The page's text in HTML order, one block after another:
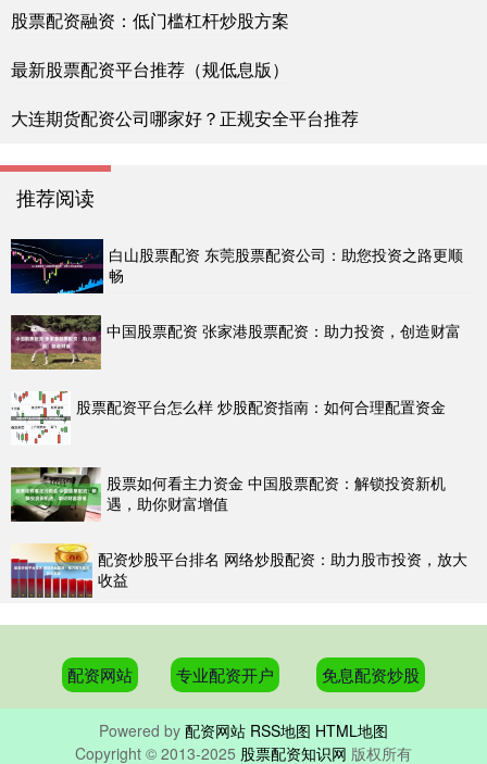
股票配资融资：低门槛杠杆炒股方案
最新股票配资平台推荐（规低息版）
大连期货配资公司哪家好？正规安全平台推荐
推荐阅读
白山股票配资 东莞股票配资公司：助您投资之路更顺
畅
中国股票配资 张家港股票配资：助力投资，创造财富
股票配资平台怎么样 炒股配资指南：如何合理配置资金
股票如何看主力资金 中国股票配资：解锁投资新机
遇，助你财富增值
配资炒股平台排名 网络炒股配资：助力股市投资，放大
收益
配资网站 专业配资开户 免息配资炒股
Powered by 配资网站 RSS地图 HTML地图
Copyright © 2013-2025 股票配资知识网 版权所有